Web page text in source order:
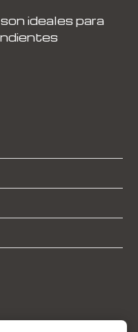
ideales para